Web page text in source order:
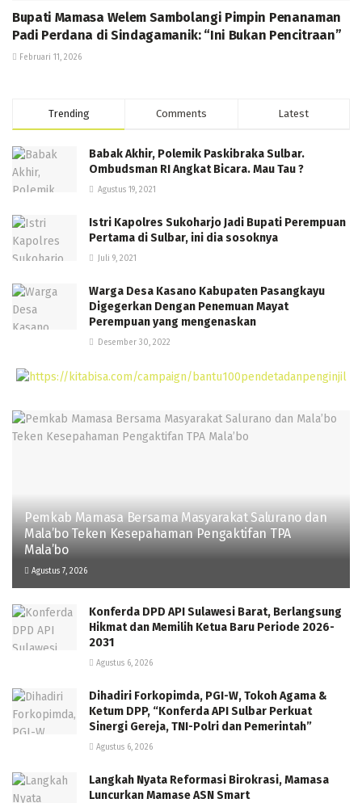
Bupati Mamasa Welem Sambolangi Pimpin Penanaman
Padi Perdana di Sindagamanik: “Ini Bukan Pencitraan”
Februari 11, 2026
Trending Comments Latest
Babak Akhir, Polemik Paskibraka Sulbar.
Ombudsman RI Angkat Bicara. Mau Tau ?
Agustus 19, 2021
Istri Kapolres Sukoharjo Jadi Bupati Perempuan
Pertama di Sulbar, ini dia sosoknya
Juli 9, 2021
Warga Desa Kasano Kabupaten Pasangkayu
Digegerkan Dengan Penemuan Mayat
Perempuan yang mengenaskan
Desember 30, 2022
Pemkab Mamasa Bersama Masyarakat Salurano dan
Mala’bo Teken Kesepahaman Pengaktifan TPA
Mala’bo
Agustus 7, 2026
Konferda DPD API Sulawesi Barat, Berlangsung
Hikmat dan Memilih Ketua Baru Periode 2026-
2031
Agustus 6, 2026
Dihadiri Forkopimda, PGI-W, Tokoh Agama &
Ketum DPP, “Konferda API Sulbar Perkuat
Sinergi Gereja, TNI-Polri dan Pemerintah”
Agustus 6, 2026
Langkah Nyata Reformasi Birokrasi, Mamasa
Luncurkan Mamase ASN Smart